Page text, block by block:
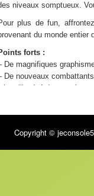
niveaux somptueux.
plus de fun,
du monde entier
forts :
De magnifiques
De nouveaux
batailler à 4 dans un
Copyright ©